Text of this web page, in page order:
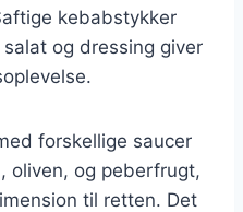
kebabstykker
og dressing giver
forskellige saucer
oliven, og peberfrugt,
til retten. Det